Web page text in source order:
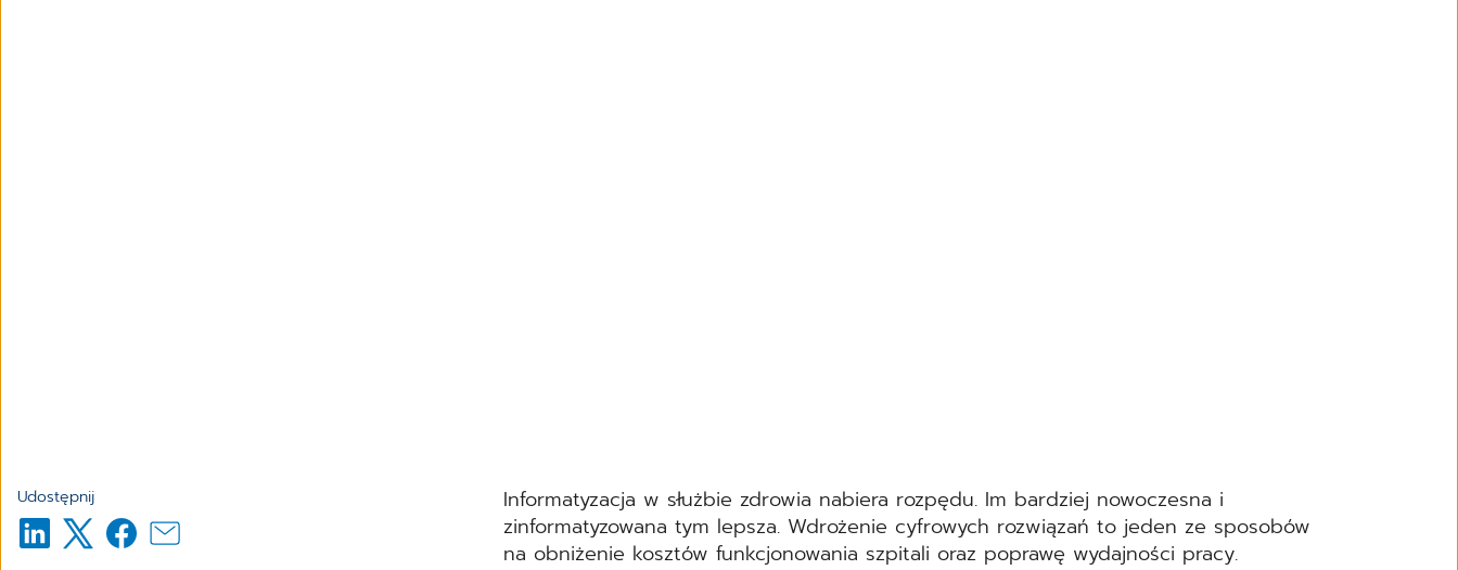
Udostępnij
Informatyzacja w służbie zdrowia nabiera rozpędu. Im bardziej nowoczesna i
zinformatyzowana tym lepsza. Wdrożenie cyfrowych rozwiązań to jeden ze sposobów
na obniżenie kosztów funkcjonowania szpitali oraz poprawę wydajności pracy.